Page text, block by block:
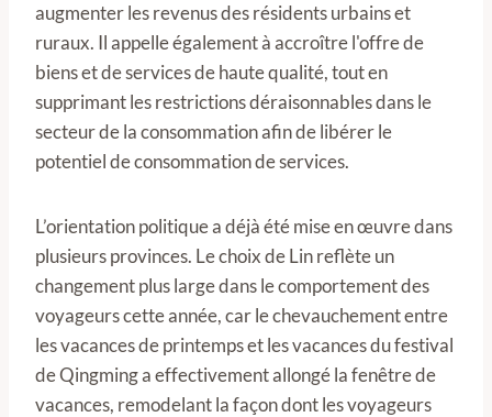
augmenter les revenus des résidents urbains et
ruraux. Il appelle également à accroître l'offre de
biens et de services de haute qualité, tout en
supprimant les restrictions déraisonnables dans le
secteur de la consommation afin de libérer le
potentiel de consommation de services.
L’orientation politique a déjà été mise en œuvre dans
plusieurs provinces. Le choix de Lin reflète un
changement plus large dans le comportement des
voyageurs cette année, car le chevauchement entre
les vacances de printemps et les vacances du festival
de Qingming a effectivement allongé la fenêtre de
vacances, remodelant la façon dont les voyageurs